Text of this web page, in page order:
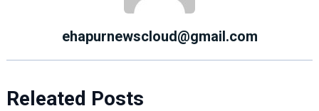
ehapurnewscloud@gmail.com
Releated Posts